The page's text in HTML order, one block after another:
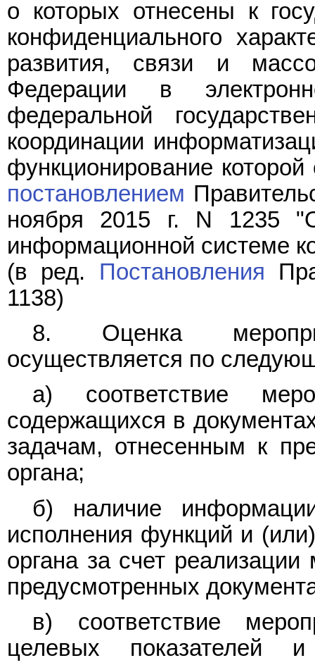
о которых отнесены к
конфиденциального
развития, связи и
Федерации в
федеральной
координации
функционирование
постановлением
ноября 2015 г. N 1235 "О
информационной системе
(в ред. Постановления
1138)
8. Оценка
осуществляется по
а) соответствие
содержащихся в
задачам, отнесенным к
органа;
б) наличие
исполнения функций и
органа за счет
предусмотренных
в) соответствие
целевых показателей